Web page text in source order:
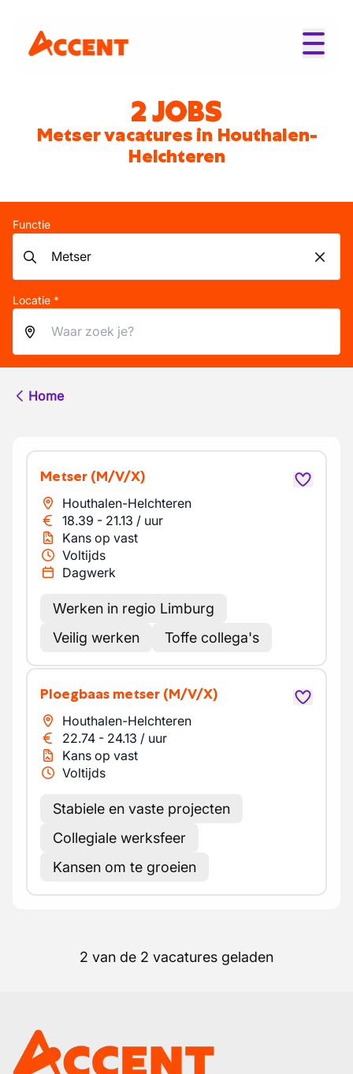
2 JOBS
Metser vacatures in Houthalen-
Helchteren
Functie
Locatie *
Home
Metser (M/V/X)
Houthalen-Helchteren
18.39 - 21.13 / uur
Kans op vast
Voltijds
Dagwerk
Werken in regio Limburg
Veilig werken
Toffe collega's
Ploegbaas metser (M/V/X)
Houthalen-Helchteren
22.74 - 24.13 / uur
Kans op vast
Voltijds
Stabiele en vaste projecten
Collegiale werksfeer
Kansen om te groeien
2 van de 2 vacatures geladen